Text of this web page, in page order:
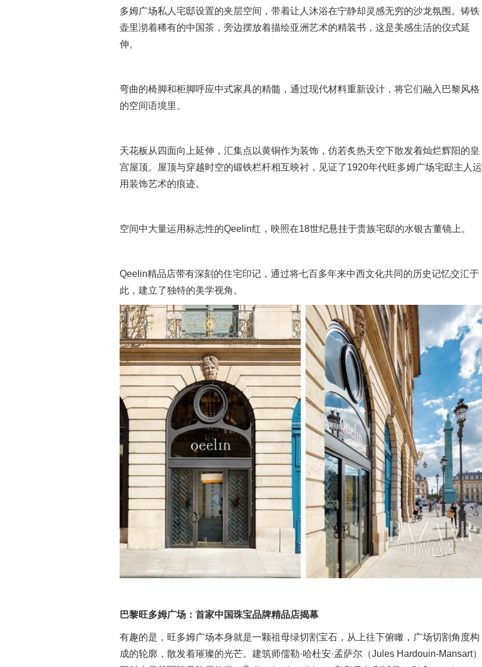
多姆广场私人宅邸设置的夹层空间，带着让人沐浴在宁静却灵感无穷的沙龙氛围。铸铁
壶里沏着稀有的中国茶，旁边摆放着描绘亚洲艺术的精装书，这是美感生活的仪式延
伸。
弯曲的椅脚和柜脚呼应中式家具的精髓，通过现代材料重新设计，将它们融入巴黎风格
的空间语境里。
天花板从四面向上延伸，汇集点以黄铜作为装饰，仿若炙热天空下散发着灿烂辉阳的皇
宫屋顶。屋顶与穿越时空的锻铁栏杆相互映衬，见证了1920年代旺多姆广场宅邸主人运
用装饰艺术的痕迹。
空间中大量运用标志性的Qeelin红，映照在18世纪悬挂于贵族宅邸的水银古董镜上。
Qeelin精品店带有深刻的住宅印记，通过将七百多年来中西文化共同的历史记忆交汇于
此，建立了独特的美学视角。
巴黎旺多姆广场：首家中国珠宝品牌精品店揭幕
有趣的是，旺多姆广场本身就是一颗祖母绿切割宝石，从上往下俯瞰，广场切割角度构
成的轮廓，散发着璀璨的光芒。建筑师儒勒·哈杜安·孟萨尔（Jules Hardouin-Mansart）